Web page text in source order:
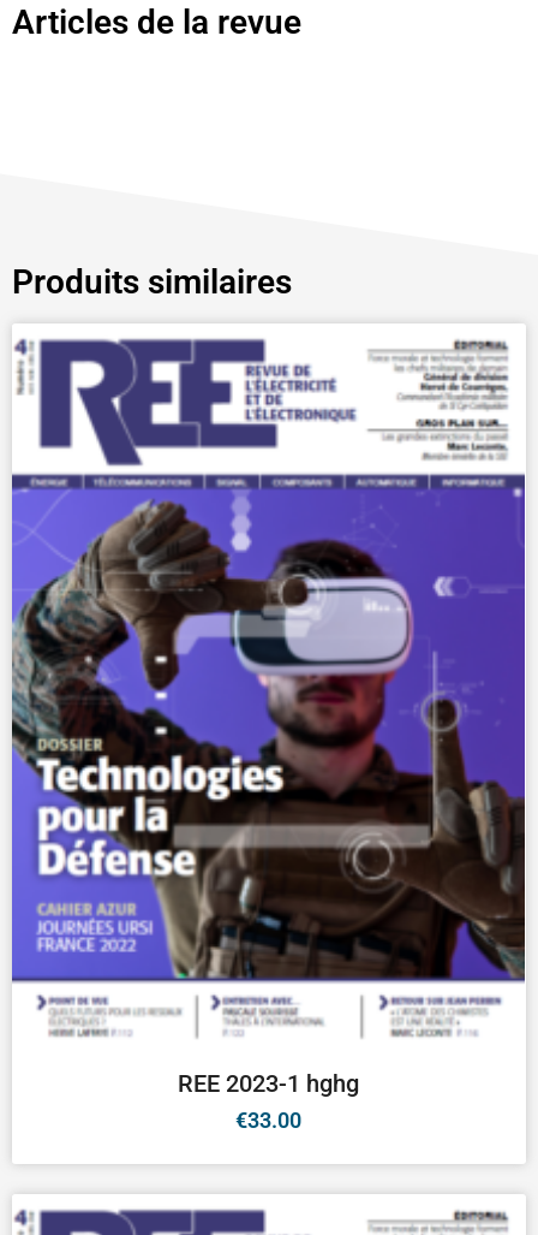
Articles de la revue
Produits similaires
REE 2023-1 hghg
€33.00